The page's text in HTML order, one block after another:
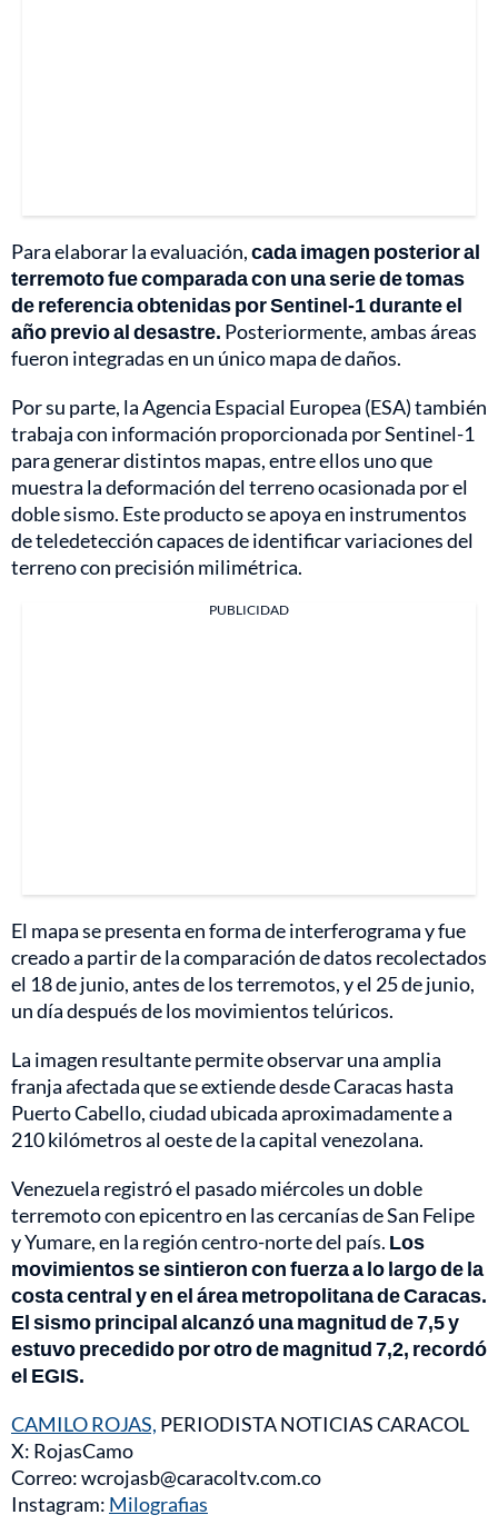
Para elaborar la evaluación,cada imagen posterior al
terremoto fue comparada con una serie de tomas
de referencia obtenidas por Sentinel-1 durante el
año previo al desastre. Posteriormente, ambas áreas
fueron integradas en un único mapa de daños.
Por su parte, la Agencia Espacial Europea (ESA) también
trabaja con información proporcionada por Sentinel-1
para generar distintos mapas, entre ellos uno que
muestra la deformación del terreno ocasionada por el
doble sismo. Este producto se apoya en instrumentos
de teledetección capaces de identificar variaciones del
terreno con precisión milimétrica.
PUBLICIDAD
El mapa se presenta en forma de interferograma y fue
creado a partir de la comparación de datos recolectados
el 18 de junio, antes de los terremotos, y el 25 de junio,
un día después de los movimientos telúricos.
La imagen resultante permite observar una amplia
franja afectada que se extiende desde Caracas hasta
Puerto Cabello, ciudad ubicada aproximadamente a
210 kilómetros al oeste de la capital venezolana.
Venezuela registró el pasado miércoles un doble
terremoto con epicentro en las cercanías de San Felipe
y Yumare, en la región centro-norte del país. Los
movimientos se sintieron con fuerza a lo largo de la
costa central y en el área metropolitana de Caracas.
El sismo principal alcanzó una magnitud de 7,5 y
estuvo precedido por otro de magnitud 7,2, recordó
el EGIS.
CAMILO ROJAS, PERIODISTA NOTICIAS CARACOL
X: RojasCamo
Correo: wcrojasb@caracoltv.com.co
Instagram: Milografias